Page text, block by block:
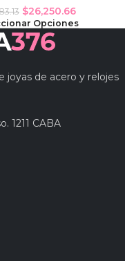
$26,250.66
Opciones
joyas de acero y relojes
1211 CABA